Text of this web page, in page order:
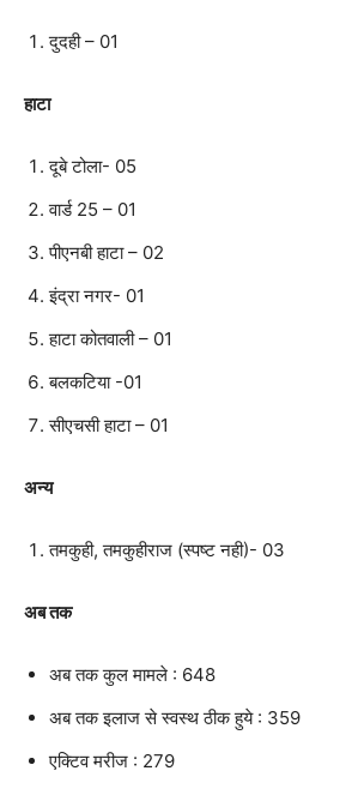
दुदही – 01
हाटा
दूबे टोला- 05
वार्ड 25 – 01
पीएनबी हाटा – 02
इंद्रा नगर- 01
हाटा कोतवाली – 01
बलकटिया -01
सीएचसी हाटा – 01
अन्य
तमकुही, तमकुहीराज (स्पष्ट नही)- 03
अब तक
अब तक कुल मामले : 648
अब तक इलाज से स्वस्थ ठीक हुये : 359
एक्टिव मरीज : 279